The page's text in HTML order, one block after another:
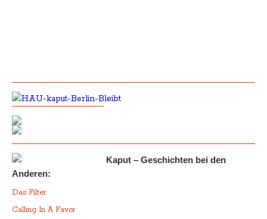
Kaput – Geschichten bei den
Anderen:
Das Filter
Calling In A Favor